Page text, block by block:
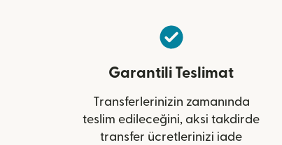
Garantili Teslimat
Transferlerinizin zamanında
teslim edileceğini, aksi takdirde
transfer ücretlerinizi iade